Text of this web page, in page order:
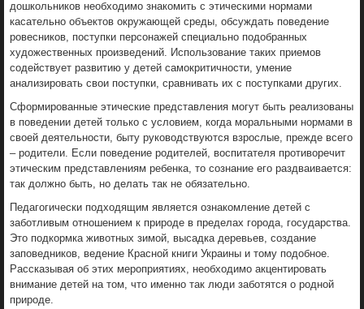
дошкольников необходимо знакомить с этическими нормами
касательно объектов окружающей среды, обсуждать поведение
ровесников, поступки персонажей специально подобранных
художественных произведений. Использование таких приемов
содействует развитию у детей самокритичности, умение
анализировать свои поступки, сравнивать их с поступками других.
Сформированные этические представления могут быть реализованы
в поведении детей только с условием, когда моральными нормами в
своей деятельности, быту руководствуются взрослые, прежде всего
– родители. Если поведение родителей, воспитателя противоречит
этическим представлениям ребенка, то сознание его раздваивается:
так должно быть, но делать так не обязательно.
Педагогически подходящим является ознакомление детей с
заботливым отношением к природе в пределах города, государства.
Это подкормка животных зимой, высадка деревьев, создание
заповедников, ведение Красной книги Украины и тому подобное.
Рассказывая об этих мероприятиях, необходимо акцентировать
внимание детей на том, что именно так люди заботятся о родной
природе.